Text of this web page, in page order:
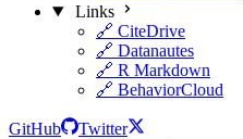
Links
🔗 CiteDrive
🔗 Datanautes
🔗 R Markdown
🔗 BehaviorCloud
GitHub
Twitter